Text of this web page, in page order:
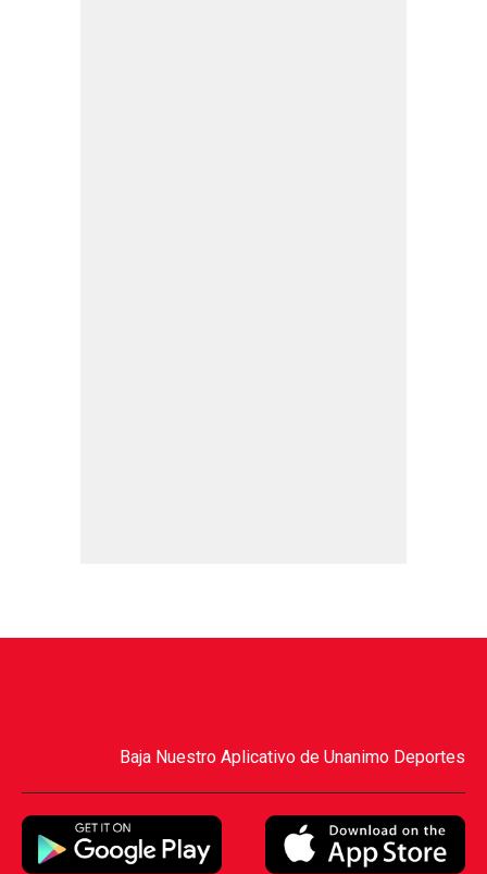
Baja Nuestro Aplicativo de Unanimo Deportes